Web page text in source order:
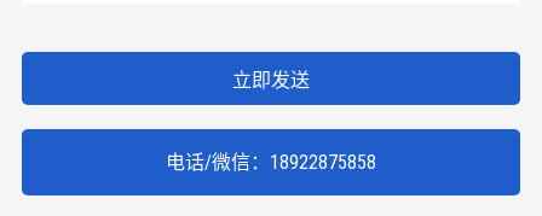
立即发送
电话/微信：18922875858